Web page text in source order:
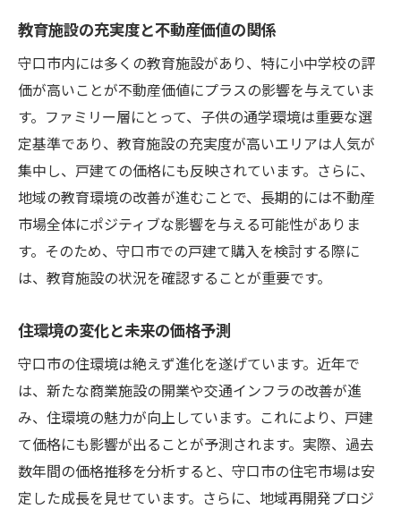
教育施設の充実度と不動産価値の関係
守口市内には多くの教育施設があり、特に小中学校の評
価が高いことが不動産価値にプラスの影響を与えていま
す。ファミリー層にとって、子供の通学環境は重要な選
定基準であり、教育施設の充実度が高いエリアは人気が
集中し、戸建ての価格にも反映されています。さらに、
地域の教育環境の改善が進むことで、長期的には不動産
市場全体にポジティブな影響を与える可能性がありま
す。そのため、守口市での戸建て購入を検討する際に
は、教育施設の状況を確認することが重要です。
住環境の変化と未来の価格予測
守口市の住環境は絶えず進化を遂げています。近年で
は、新たな商業施設の開業や交通インフラの改善が進
み、住環境の魅力が向上しています。これにより、戸建
て価格にも影響が出ることが予測されます。実際、過去
数年間の価格推移を分析すると、守口市の住宅市場は安
定した成長を見せています。さらに、地域再開発プロジ